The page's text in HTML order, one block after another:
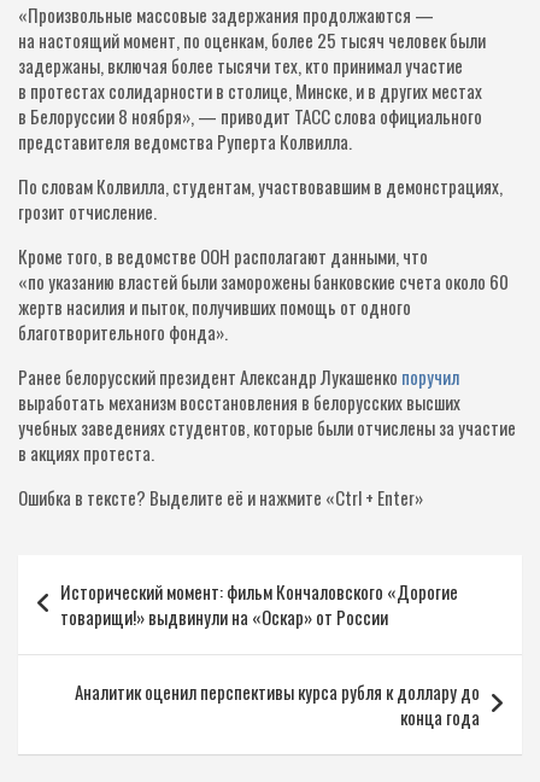
«Произвольные массовые задержания продолжаются —
на настоящий момент, по оценкам, более 25 тысяч человек были
задержаны, включая более тысячи тех, кто принимал участие
в протестах солидарности в столице, Минске, и в других местах
в Белоруссии 8 ноября», — приводит ТАСС слова официального
представителя ведомства Руперта Колвилла.
По словам Колвилла, студентам, участвовавшим в демонстрациях,
грозит отчисление.
Кроме того, в ведомстве ООН располагают данными, что
«по указанию властей были заморожены банковские счета около 60
жертв насилия и пыток, получивших помощь от одного
благотворительного фонда».
Ранее белорусский президент Александр Лукашенко поручил
выработать механизм восстановления в белорусских высших
учебных заведениях студентов, которые были отчислены за участие
в акциях протеста.
Ошибка в тексте? Выделите её и нажмите «Ctrl + Enter»
по
записям
Исторический момент: фильм Кончаловского «Дорогие
товарищи!» выдвинули на «Оскар» от России
Аналитик оценил перспективы курса рубля к доллару до
конца года